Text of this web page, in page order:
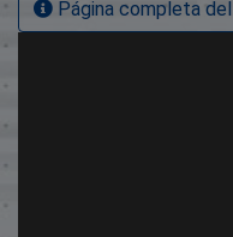
Página completa